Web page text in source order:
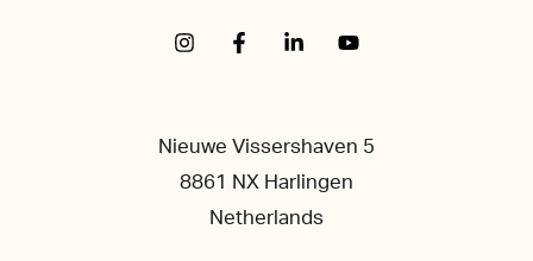
Nieuwe Vissershaven 5
8861 NX Harlingen
Netherlands